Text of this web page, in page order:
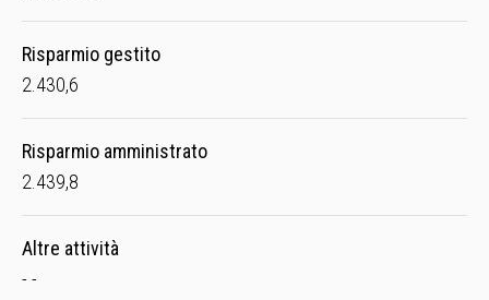
Risparmio gestito
2.430,6
Risparmio amministrato
2.439,8
Altre attività
- -